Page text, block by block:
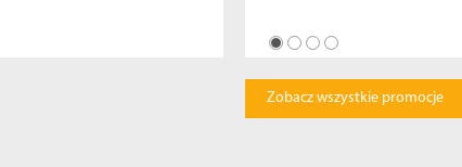
Zobacz wszystkie promocje